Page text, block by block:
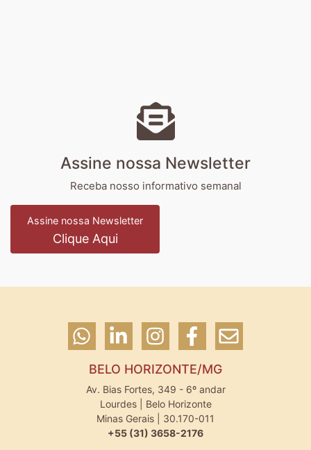
Assine nossa Newsletter
Receba nosso informativo semanal
Assine nossa Newsletter
Clique Aqui
BELO HORIZONTE/MG
Av. Bias Fortes, 349 - 6º andar
Lourdes | Belo Horizonte
Minas Gerais | 30.170-011
+55 (31) 3658-2176